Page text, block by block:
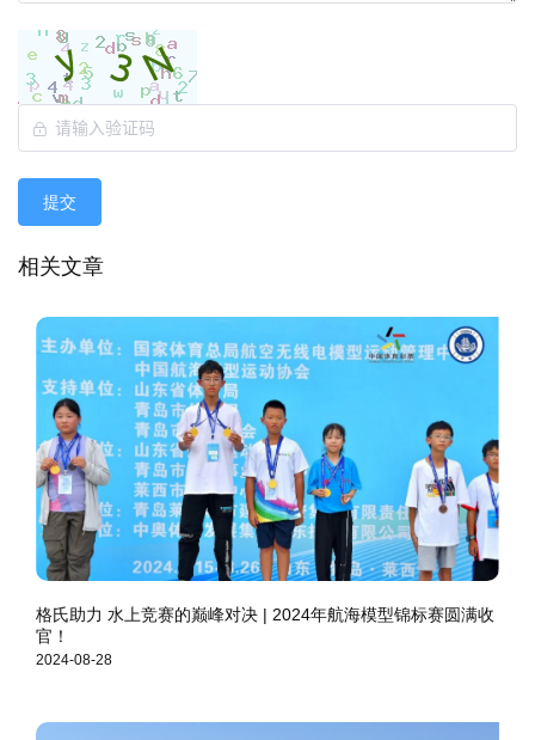
提交
相关文章
格氏助力 水上竞赛的巅峰对决 | 2024年航海模型锦标赛圆满收
官！
2024-08-28